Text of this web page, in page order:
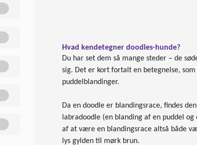
Hvad kendetegner doodles-hunde?
Du har set dem så mange steder – de
sig. Det er kort fortalt en betegnelse,
puddelblandinger.
Da en doodle er blandingsrace, findes
labradoodle (en blanding af en puddel
af at være en blandingsrace altså både
lys gylden til mørk brun.